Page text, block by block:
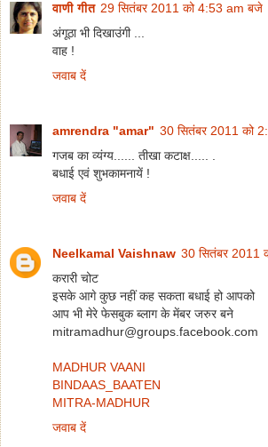
वाणी गीत 29 सितंबर 2011 को 4:53 am बजे
अंगूठा भी दिखाउंगी ...
वाह !
जवाब दें
amrendra "amar" 30 सितंबर 2011 को
गजब का व्‍यंग्‍य...... तीखा कटाक्ष..... .
बधाई एवं शुभकामनायें !
जवाब दें
Neelkamal Vaishnaw 30 सितंबर 2011
करारी चोट
इसके आगे कुछ नहीं कह सकता बधाई हो आपको
आप भी मेरे फेसबुक ब्लाग के मेंबर जरुर बने
mitramadhur@groups.facebook.com
MADHUR VAANI
BINDAAS_BAATEN
MITRA-MADHUR
जवाब दें